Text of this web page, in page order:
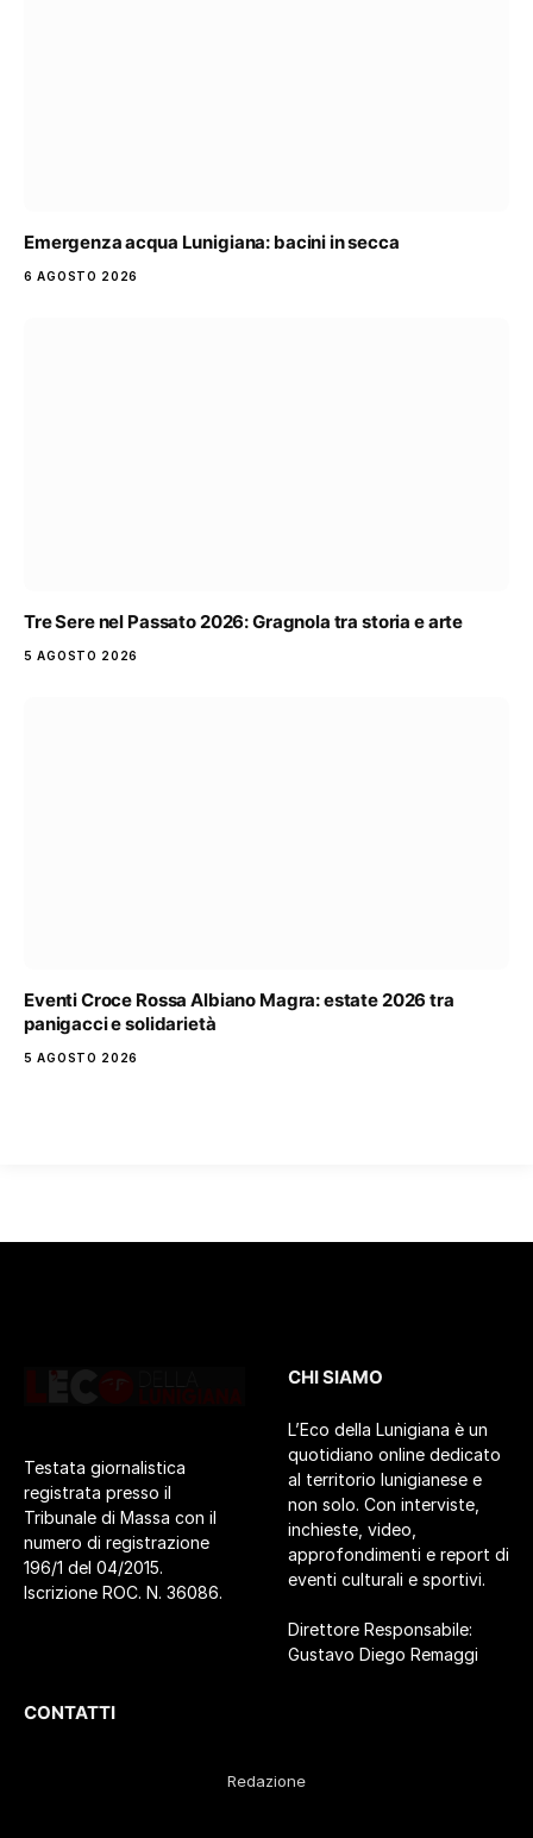
Emergenza acqua Lunigiana: bacini in secca
6 AGOSTO 2026
Tre Sere nel Passato 2026: Gragnola tra storia e arte
5 AGOSTO 2026
Eventi Croce Rossa Albiano Magra: estate 2026 tra
panigacci e solidarietà
5 AGOSTO 2026
Testata giornalistica
registrata presso il
Tribunale di Massa con il
numero di registrazione
196/1 del 04/2015.
Iscrizione ROC. N. 36086.
CHI SIAMO
L’Eco della Lunigiana è un
quotidiano online dedicato
al territorio lunigianese e
non solo. Con interviste,
inchieste, video,
approfondimenti e report di
eventi culturali e sportivi.
Direttore Responsabile:
Gustavo Diego Remaggi
CONTATTI
Redazione